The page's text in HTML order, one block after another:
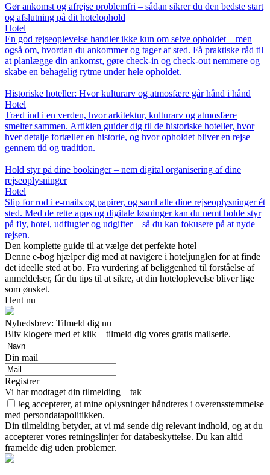
Gør ankomst og afrejse problemfri – sådan sikrer du den bedste start
og afslutning på dit hotelophold
Hotel
En god rejseoplevelse handler ikke kun om selve opholdet – men
også om, hvordan du ankommer og tager af sted. Få praktiske råd til
at planlægge din ankomst, gøre check-in og check-out nemmere og
skabe en behagelig rytme under hele opholdet.
Historiske hoteller: Hvor kulturarv og atmosfære går hånd i hånd
Hotel
Træd ind i en verden, hvor arkitektur, kulturarv og atmosfære
smelter sammen. Artiklen guider dig til de historiske hoteller, hvor
hver detalje fortæller en historie, og hvor opholdet bliver en rejse
gennem tid og tradition.
Hold styr på dine bookinger – nem digital organisering af dine
rejseoplysninger
Hotel
Slip for rod i e-mails og papirer, og saml alle dine rejseoplysninger ét
sted. Med de rette apps og digitale løsninger kan du nemt holde styr
på fly, hotel, udflugter og udgifter – så du kan fokusere på at nyde
rejsen.
Den komplette guide til at vælge det perfekte hotel
Denne e-bog hjælper dig med at navigere i hoteljunglen for at finde
det ideelle sted at bo. Fra vurdering af beliggenhed til forståelse af
anmeldelser, får du tips til at sikre, at din hoteloplevelse bliver lige
som ønsket.
Hent nu
Nyhedsbrev: Tilmeld dig nu
Bliv klogere med et klik – tilmeld dig vores gratis mailserie.
Din mail
Registrer
Vi har modtaget din tilmelding – tak
Jeg accepterer, at mine oplysninger håndteres i overensstemmelse
med persondatapolitikken.
Din tilmelding betyder, at vi må sende dig relevant indhold, og at du
accepterer vores retningslinjer for databeskyttelse. Du kan altid
framelde dig uden problemer.